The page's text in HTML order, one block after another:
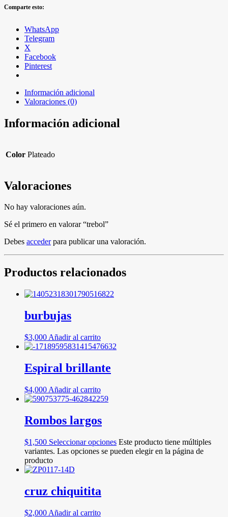
Comparte esto:
WhatsApp
Telegram
X
Facebook
Pinterest
Información adicional
Valoraciones (0)
Información adicional
Color Plateado
Valoraciones
No hay valoraciones aún.
Sé el primero en valorar “trebol”
Debes accederpara publicar una valoración.
Productos relacionados
burbujas
$3,000 Añadir al carrito
Espiral brillante
$4,000 Añadir al carrito
Rombos largos
$1,500 Seleccionar opciones Este producto tiene múltiples
variantes. Las opciones se pueden elegir en la página de
producto
cruz chiquitita
$2,000 Añadir al carrito